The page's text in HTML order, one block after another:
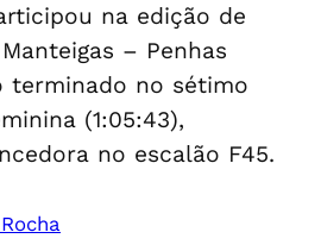
na edição de
– Penhas
terminado no sétimo
(1:05:43),
no escalão F45.